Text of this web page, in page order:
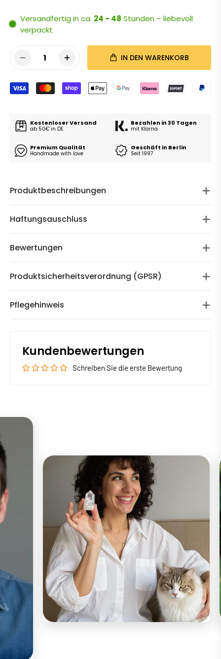
Versandfertig in ca. 24 - 48 Stunden – liebevoll
verpackt
1 IN DEN WARENKORB
Kostenloser Versand
ab 50€ in DE
Bezahlen in 30 Tagen
mit Klarna
Premium Qualität
Handmade with love
Geschäft in Berlin
Seit 1997
Produktbeschreibungen
Haftungsauschluss
Bewertungen
Produktsicherheitsverordnung (GPSR)
Pflegehinweis
Kundenbewertungen
Schreiben Sie die erste Bewertung